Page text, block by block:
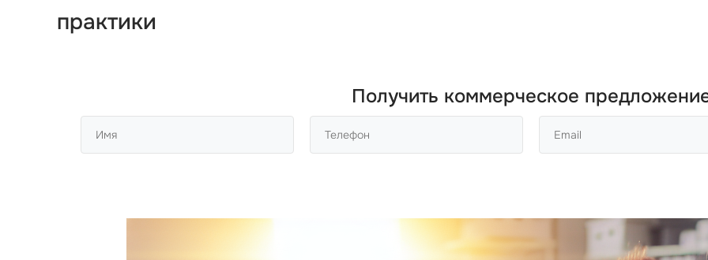
практики
Получить коммерческое